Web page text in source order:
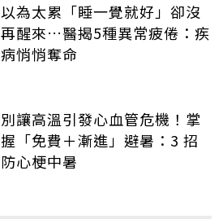
以為太累「睡一覺就好」卻沒
再醒來…醫揭5種異常疲倦：疾
病悄悄奪命
別讓高溫引發心血管危機！掌
握「免費＋漸進」避暑：3 招
防心梗中暑